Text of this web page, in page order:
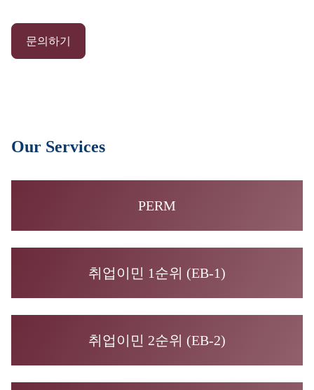
문의하기
Our Services
PERM
취업이민 1순위 (EB-1)
취업이민 2순위 (EB-2)